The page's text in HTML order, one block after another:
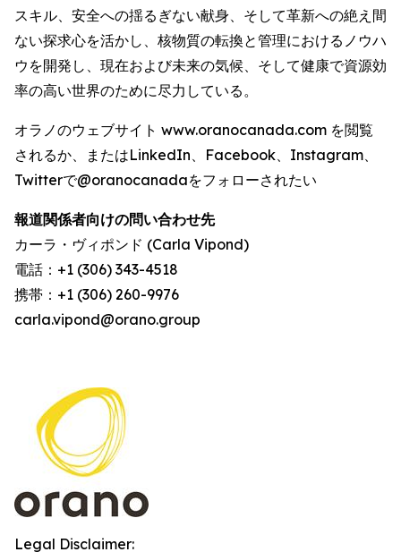
スキル、安全への揺るぎない献身、そして革新への絶え間
ない探求心を活かし、核物質の転換と管理におけるノウハ
ウを開発し、現在および未来の気候、そして健康で資源効
率の高い世界のために尽力している。
オラノのウェブサイト www.oranocanada.com を閲覧
されるか、またはLinkedIn、Facebook、Instagram、
Twitterで@oranocanadaをフォローされたい
報道関係者向けの問い合わせ先
カーラ・ヴィポンド (Carla Vipond)
電話：+1 (306) 343-4518
携帯：+1 (306) 260-9976
carla.vipond@orano.group
Legal Disclaimer: